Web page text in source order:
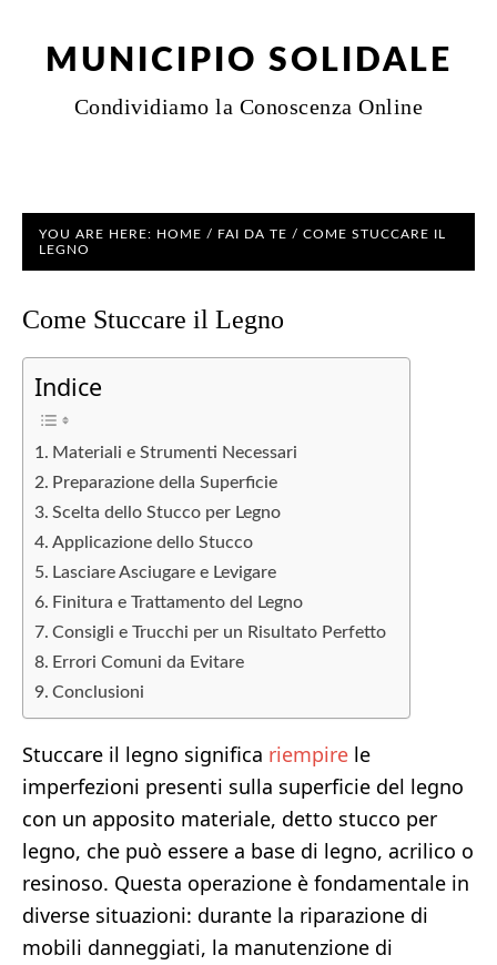
MUNICIPIO SOLIDALE
Condividiamo la Conoscenza Online
YOU ARE HERE: HOME / FAI DA TE / COME STUCCARE IL
LEGNO
Come Stuccare il Legno
Indice
Materiali e Strumenti Necessari
Preparazione della Superficie
Scelta dello Stucco per Legno
Applicazione dello Stucco
Lasciare Asciugare e Levigare
Finitura e Trattamento del Legno
Consigli e Trucchi per un Risultato Perfetto
Errori Comuni da Evitare
Conclusioni
Stuccare il legno significa riempire le
imperfezioni presenti sulla superficie del legno
con un apposito materiale, detto stucco per
legno, che può essere a base di legno, acrilico o
resinoso. Questa operazione è fondamentale in
diverse situazioni: durante la riparazione di
mobili danneggiati, la manutenzione di